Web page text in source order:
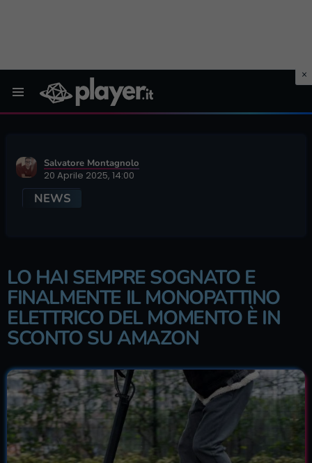
Salvatore Montagnolo
20 Aprile 2025, 14:00
NEWS
LO HAI SEMPRE SOGNATO E
FINALMENTE IL MONOPATTINO
ELETTRICO DEL MOMENTO È IN
SCONTO SU AMAZON